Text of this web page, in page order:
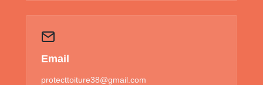
Email
protecttoiture38@gmail.com